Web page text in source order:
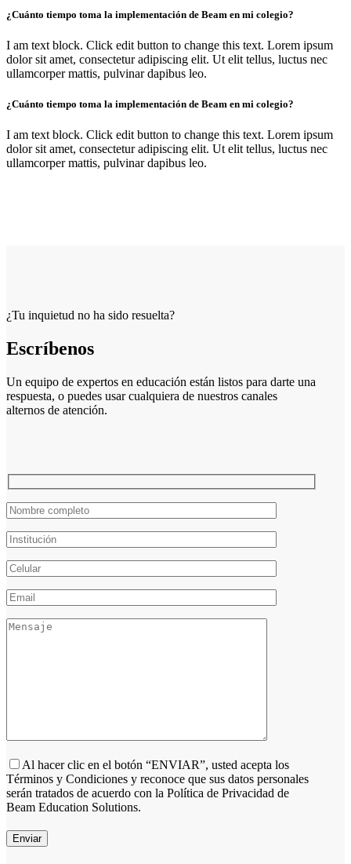
¿Cuánto tiempo toma la implementación de Beam en mi colegio?
I am text block. Click edit button to change this text. Lorem ipsum
dolor sit amet, consectetur adipiscing elit. Ut elit tellus, luctus nec
ullamcorper mattis, pulvinar dapibus leo.
¿Cuánto tiempo toma la implementación de Beam en mi colegio?
I am text block. Click edit button to change this text. Lorem ipsum
dolor sit amet, consectetur adipiscing elit. Ut elit tellus, luctus nec
ullamcorper mattis, pulvinar dapibus leo.
¿Tu inquietud no ha sido resuelta?
Escríbenos
Un equipo de expertos en educación están listos para darte una
respuesta, o puedes usar cualquiera de nuestros canales
alternos de atención.
Al hacer clic en el botón “ENVIAR”, usted acepta los
Términos y Condiciones y reconoce que sus datos personales
serán tratados de acuerdo con la Política de Privacidad de
Beam Education Solutions.
Enviar